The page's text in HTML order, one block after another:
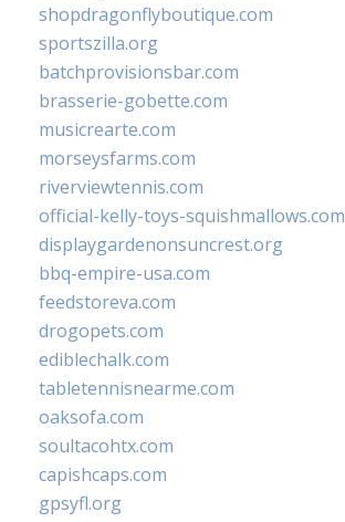
shopdragonflyboutique.com
sportszilla.org
batchprovisionsbar.com
brasserie-gobette.com
musicrearte.com
morseysfarms.com
riverviewtennis.com
official-kelly-toys-squishmallows.com
displaygardenonsuncrest.org
bbq-empire-usa.com
feedstoreva.com
drogopets.com
ediblechalk.com
tabletennisnearme.com
oaksofa.com
soultacohtx.com
capishcaps.com
gpsyfl.org